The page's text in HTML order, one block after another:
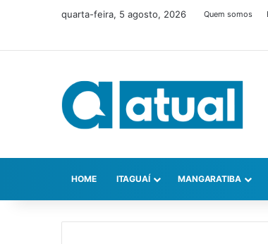
quarta-feira, 5 agosto, 2026 Quem somos
HOME ITAGUAÍ MANGARATIBA